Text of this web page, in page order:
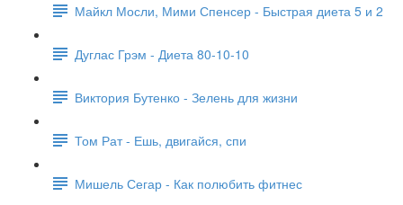
Майкл Мосли, Мими Спенсер - Быстрая диета 5 и 2
Дуглас Грэм - Диета 80-10-10
Виктория Бутенко - Зелень для жизни
Том Рат - Ешь, двигайся, спи
Мишель Сегар - Как полюбить фитнес